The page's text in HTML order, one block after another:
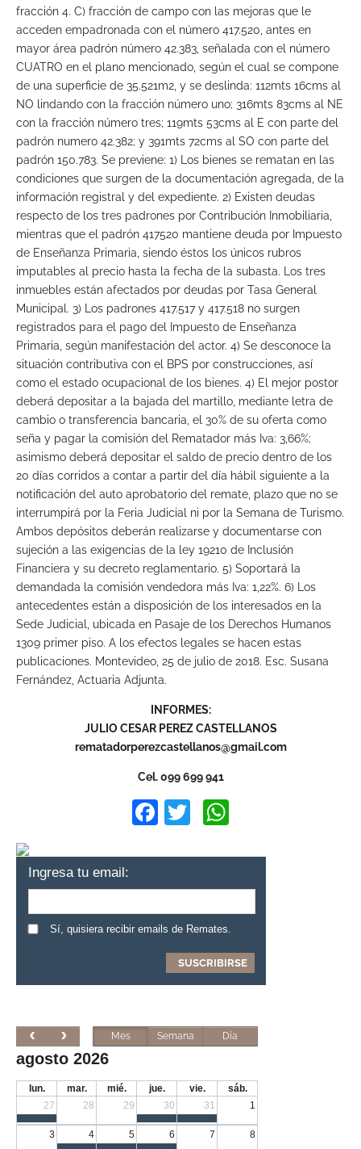
fracción 4. C) fracción de campo con las mejoras que le
acceden empadronada con el número 417.520, antes en
mayor área padrón número 42.383, señalada con el número
CUATRO en el plano mencionado, según el cual se compone
de una superficie de 35.521m2, y se deslinda: 112mts 16cms al
NO lindando con la fracción número uno; 316mts 83cms al NE
con la fracción número tres; 119mts 53cms al E con parte del
padrón numero 42.382; y 391mts 72cms al SO con parte del
padrón 150.783. Se previene: 1) Los bienes se rematan en las
condiciones que surgen de la documentación agregada, de la
información registral y del expediente. 2) Existen deudas
respecto de los tres padrones por Contribución Inmobiliaria,
mientras que el padrón 417520 mantiene deuda por Impuesto
de Enseñanza Primaria, siendo éstos los únicos rubros
imputables al precio hasta la fecha de la subasta. Los tres
inmuebles están afectados por deudas por Tasa General
Municipal. 3) Los padrones 417.517 y 417.518 no surgen
registrados para el pago del Impuesto de Enseñanza
Primaria, según manifestación del actor. 4) Se desconoce la
situación contributiva con el BPS por construcciones, así
como el estado ocupacional de los bienes. 4) El mejor postor
deberá depositar a la bajada del martillo, mediante letra de
cambio o transferencia bancaria, el 30% de su oferta como
seña y pagar la comisión del Rematador más Iva: 3,66%;
asimismo deberá depositar el saldo de precio dentro de los
20 días corridos a contar a partir del día hábil siguiente a la
notificación del auto aprobatorio del remate, plazo que no se
interrumpirá por la Feria Judicial ni por la Semana de Turismo.
Ambos depósitos deberán realizarse y documentarse con
sujeción a las exigencias de la ley 19210 de Inclusión
Financiera y su decreto reglamentario. 5) Soportará la
demandada la comisión vendedora más Iva: 1,22%. 6) Los
antecedentes están a disposición de los interesados en la
Sede Judicial, ubicada en Pasaje de los Derechos Humanos
1309 primer piso. A los efectos legales se hacen estas
publicaciones. Montevideo, 25 de julio de 2018. Esc. Susana
Fernández, Actuaria Adjunta.
INFORMES:
JULIO CESAR PEREZ CASTELLANOS
rematadorperezcastellanos@gmail.com
Cel. 099 699 941
Facebook
Twitter
Ingresa tu email:
Sí, quisiera recibir emails de Remates.
Mes Semana Día
agosto 2026
lun. mar. mié. jue. vie.
sáb.
27
28 29 30 31 1
3 4 5 6 7 8